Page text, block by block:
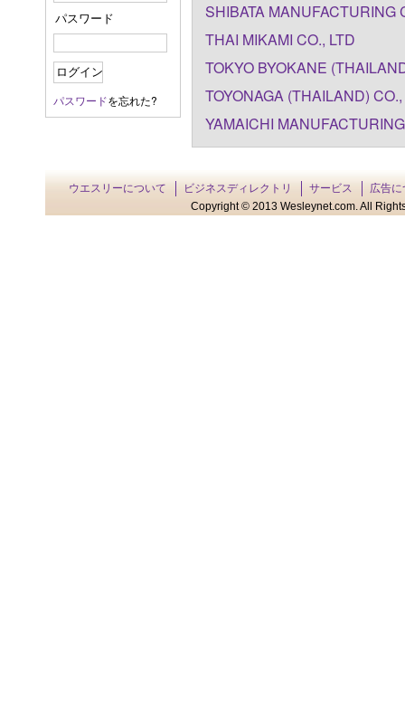
パスワード
パスワードを忘れた?
SHIBATA MANUFACTURING
THAI MIKAMI CO., LTD
TOKYO BYOKANE
TOYONAGA (THAILAND)
YAMAICHI
ウエスリーについて ビジネスディレクトリ サービス
広告に
Copyright © 2013 Wesleynet.com. All